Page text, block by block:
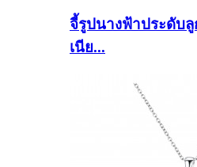
จี้รูปนางฟ้าประดับลู
เนีย...